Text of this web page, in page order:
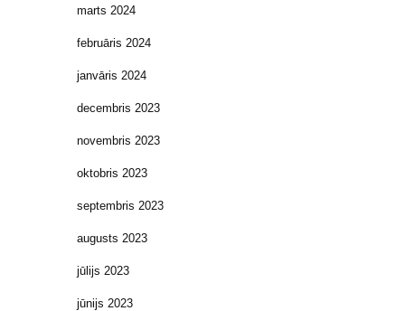
marts 2024
februāris 2024
janvāris 2024
decembris 2023
novembris 2023
oktobris 2023
septembris 2023
augusts 2023
jūlijs 2023
jūnijs 2023